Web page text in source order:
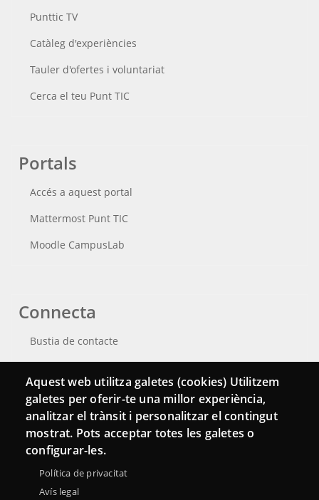
Punttic TV
Catàleg d'experiències
Tauler d'ofertes i voluntariat
Cerca el teu Punt TIC
Portals
Accés a aquest portal
Mattermost Punt TIC
Moodle CampusLab
Connecta
Bustia de contacte
Aquest web utilitza galetes (cookies) Utilitzem
galetes per oferir-te una millor experiència,
analitzar el trànsit i personalitzar el contingut
mostrat. Pots acceptar totes les galetes o
configurar-les.
Política de privacitat
Avís legal